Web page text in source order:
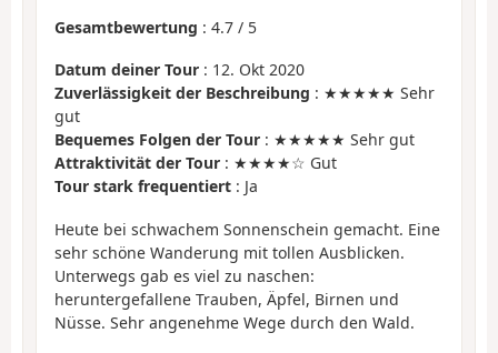
Gesamtbewertung : 4.7 / 5
Datum deiner Tour : 12. Okt 2020
Zuverlässigkeit der Beschreibung : ★★★★★ Sehr
gut
Bequemes Folgen der Tour : ★★★★★ Sehr gut
Attraktivität der Tour : ★★★★☆ Gut
Tour stark frequentiert : Ja
Heute bei schwachem Sonnenschein gemacht. Eine
sehr schöne Wanderung mit tollen Ausblicken.
Unterwegs gab es viel zu naschen:
heruntergefallene Trauben, Äpfel, Birnen und
Nüsse. Sehr angenehme Wege durch den Wald.